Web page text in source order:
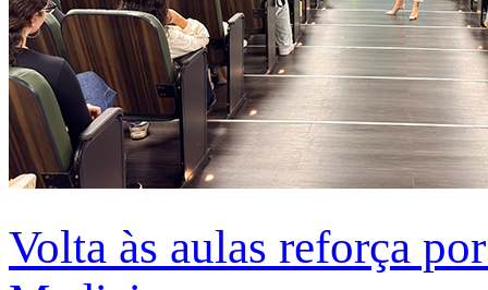
Volta às aulas reforça